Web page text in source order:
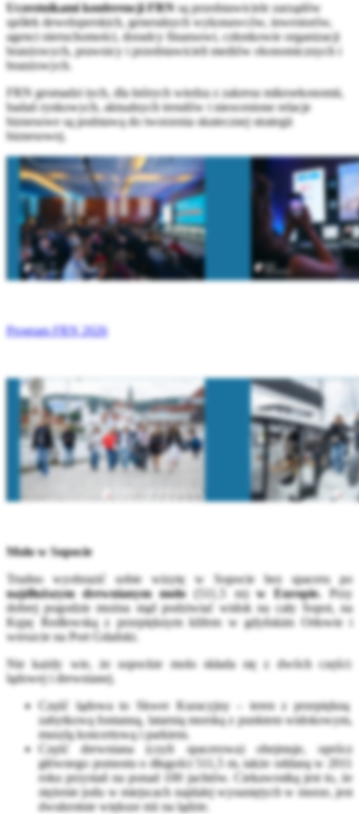
Uczestnikami konferencji FRNsą przedstawiciele zarządów
spółek deweloperskich, generalnych wykonawców, inwestorów,
agenci nieruchomości, doradcy finansowi, członkowie organizacji
branżowych, prawnicy i przedstawicieli mediów ekonomicznych i
branżowych.
FRN gromadzi tych, dla których wiedza z zakresu mikroekonomii,
badań rynkowych, aktualnych trendów i nieocenione relacje
biznesowe są podstawą do tworzenia skutecznej strategii
biznesowej.
Program FRN 2026
Molo w Sopocie
Trudno wyobrazić sobie wizytę w Sopocie bez spaceru po
najdłuższym drewnianym molo(511,5 m)w Europie.Przy
dobrej pogodzie można stąd podziwiać widok na cały Sopot, na
Kępę Redłowską z przepięknym klifem w gdyńskim Orłowie i
wreszcie na Port Gdański.
Nie każdy wie, że sopockie molo składa się z dwóch części:
lądowej i drewnianej.
Część lądowa to Skwer Kuracyjny – teren z przepiękną
zabytkową fontanną, latarnią morską z punktem widokowym,
muszlą koncertową i parkiem.
Część drewniana (czyli spacerowa) obejmuje, oprócz
głównego pomostu o długości 511,5 m, także oddaną w 2011
roku przystań na ponad 100 jachtów. Ciekawostką jest to, że
stężenie jodu w miejscach najdalej wysuniętych w morze, jest
dwukrotnie większe niż na lądzie.